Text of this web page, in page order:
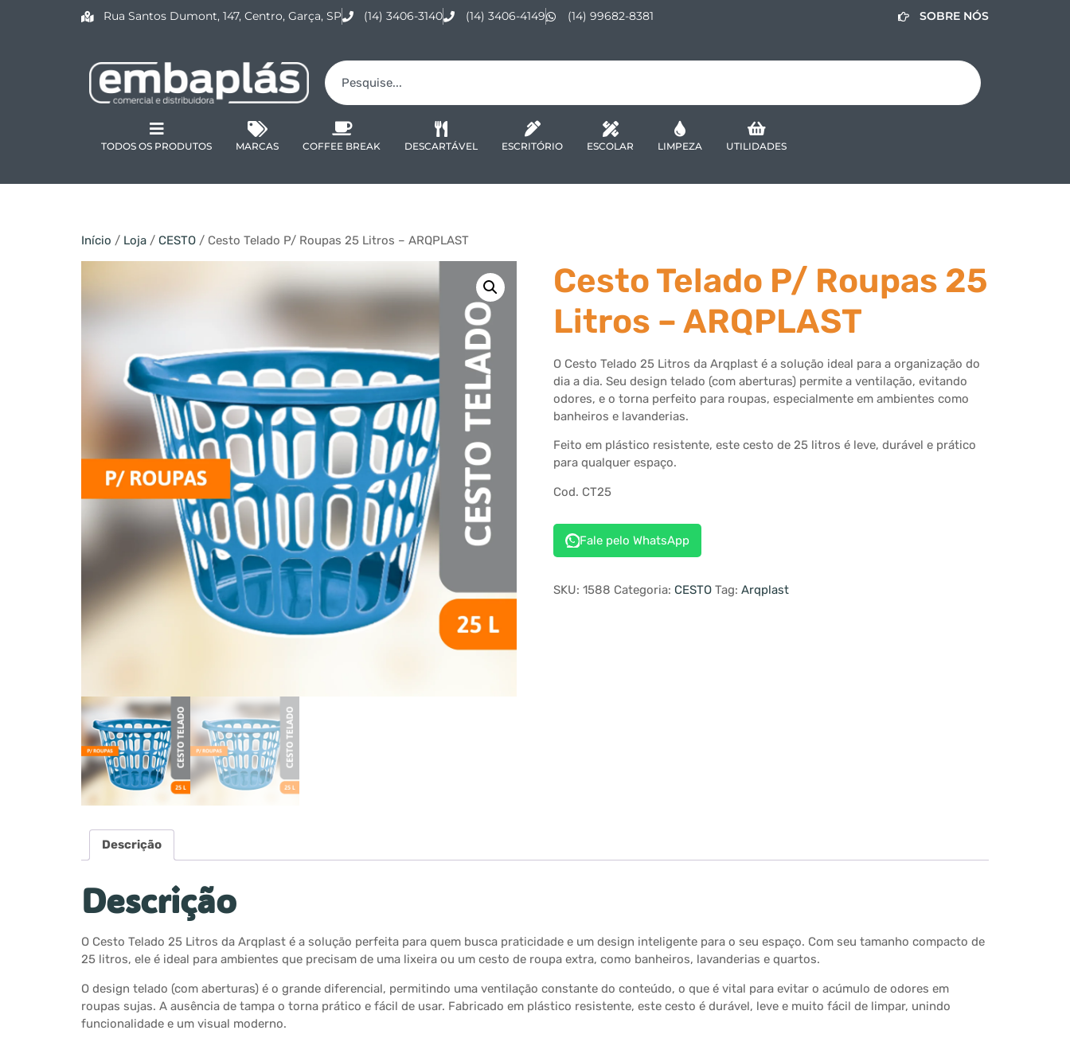
Rua Santos Dumont, 147, Centro, Garça, SP (14) 3406-3140 (14) 3406-4149 (14) 99682-8381 SOBRE NÓS
TODOS OS PRODUTOS MARCAS COFFEE BREAK DESCARTÁVEL ESCRITÓRIO ESCOLAR LIMPEZA UTILIDADES
Início / Loja / CESTO / Cesto Telado P/ Roupas 25 Litros – ARQPLAST
Cesto Telado P/ Roupas 25
Litros – ARQPLAST
O Cesto Telado 25 Litros da Arqplast é a solução ideal para a organização do
dia a dia. Seu design telado (com aberturas) permite a ventilação, evitando
odores, e o torna perfeito para roupas, especialmente em ambientes como
banheiros e lavanderias.
Feito em plástico resistente, este cesto de 25 litros é leve, durável e prático
para qualquer espaço.
Cod. CT25
Fale pelo WhatsApp
SKU: 1588 Categoria: CESTO Tag: Arqplast
Descrição
Descrição
O Cesto Telado 25 Litros da Arqplast é a solução perfeita para quem busca praticidade e um design inteligente para o seu espaço. Com seu tamanho compacto de
25 litros, ele é ideal para ambientes que precisam de uma lixeira ou um cesto de roupa extra, como banheiros, lavanderias e quartos.
O design telado (com aberturas) é o grande diferencial, permitindo uma ventilação constante do conteúdo, o que é vital para evitar o acúmulo de odores em
roupas sujas. A ausência de tampa o torna prático e fácil de usar. Fabricado em plástico resistente, este cesto é durável, leve e muito fácil de limpar, unindo
funcionalidade e um visual moderno.